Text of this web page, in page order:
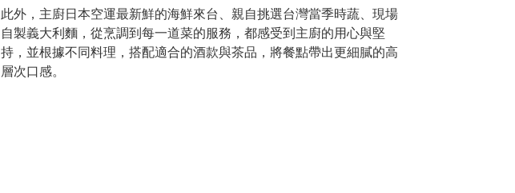
此外，主廚日本空運最新鮮的海鮮來台、親自挑選台灣當季時蔬、現場
自製義大利麵，從烹調到每一道菜的服務，都感受到主廚的用心與堅
持，並根據不同料理，搭配適合的酒款與茶品，將餐點帶出更細膩的高
層次口感。​